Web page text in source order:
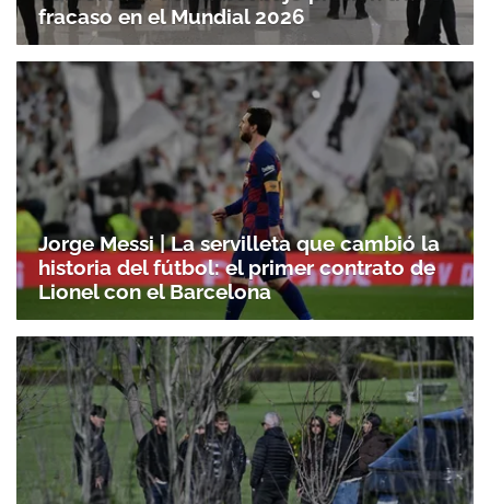
fracaso en el Mundial 2026
Jorge Messi | La servilleta que cambió la
historia del fútbol: el primer contrato de
Lionel con el Barcelona